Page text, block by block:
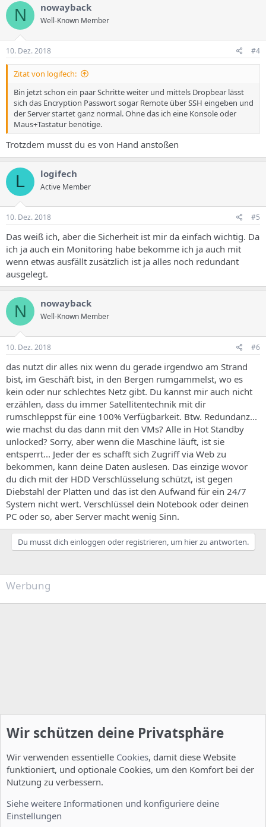
N nowayback
Well-Known Member
10. Dez. 2018 #4
Zitat von logifech:
Bin jetzt schon ein paar Schritte weiter und mittels Dropbear lässt
sich das Encryption Passwort sogar Remote über SSH eingeben und
der Server startet ganz normal. Ohne das ich eine Konsole oder
Maus+Tastatur benötige.
Trotzdem musst du es von Hand anstoßen
L logifech
Active Member
10. Dez. 2018 #5
Das weiß ich, aber die Sicherheit ist mir da einfach wichtig. Da
ich ja auch ein Monitoring habe bekomme ich ja auch mit
wenn etwas ausfällt zusätzlich ist ja alles noch redundant
ausgelegt.
N nowayback
Well-Known Member
10. Dez. 2018 #6
das nutzt dir alles nix wenn du gerade irgendwo am Strand
bist, im Geschäft bist, in den Bergen rumgammelst, wo es
kein oder nur schlechtes Netz gibt. Du kannst mir auch nicht
erzählen, dass du immer Satellitentechnik mit dir
rumschleppst für eine 100% Verfügbarkeit. Btw. Redundanz...
wie machst du das dann mit den VMs? Alle in Hot Standby
unlocked? Sorry, aber wenn die Maschine läuft, ist sie
entsperrt... Jeder der es schafft sich Zugriff via Web zu
bekommen, kann deine Daten auslesen. Das einzige wovor
du dich mit der HDD Verschlüsselung schützt, ist gegen
Diebstahl der Platten und das ist den Aufwand für ein 24/7
System nicht wert. Verschlüssel dein Notebook oder deinen
PC oder so, aber Server macht wenig Sinn.
Du musst dich einloggen oder registrieren, um hier zu antworten.
Werbung
Wir schützen deine Privatsphäre
Wir verwenden essentielle Cookies, damit diese Website
funktioniert, und optionale Cookies, um den Komfort bei der
Nutzung zu verbessern.
Siehe weitere Informationen und konfiguriere deine
Einstellungen